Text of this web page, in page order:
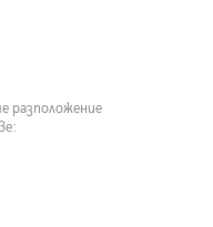
разположение